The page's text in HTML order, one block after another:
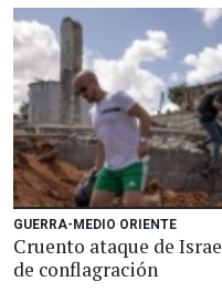
GUERRA-MEDIO ORIENTE
Cruento ataque de
de conflagración